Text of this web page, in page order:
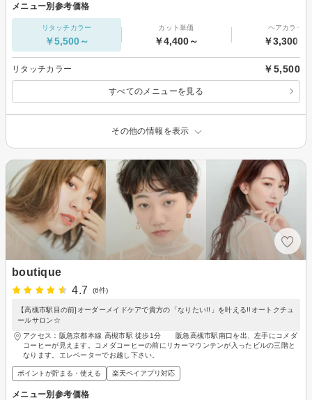
メニュー別参考価格
リタッチカラー
￥5,500～
カット単価
￥4,400～
ヘアカラー
￥3,300～
リタッチカラー ￥5,500
すべてのメニューを見る
その他の情報を表示
boutique
4.7
(6件)
【高槻市駅目の前]オーダーメイドケアで貴方の「なりたい!!」を叶える!!オートクチュ
ールサロン☆
アクセス：阪急京都本線 高槻市駅 徒歩1分 阪急高槻市駅南口を出、左手にコメダ
コーヒーが見えます。コメダコーヒーの前にリカーマウンテンが入ったビルの三階と
なります。エレベーターでお越し下さい。
ポイントが貯まる・使える 楽天ペイアプリ対応
メニュー別参考価格